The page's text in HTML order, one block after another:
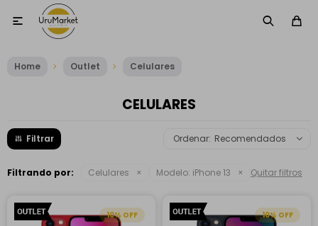

Home Outlet Celulares
CELULARES
Recomendados
Filtrando por: Celulares Modelo: iPhone 13 Quitar filtros
10 10